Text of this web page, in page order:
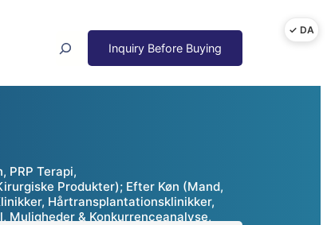
PRP Terapi,
Produkter); Efter Køn (Mand,
Hårtransplantationsklinikker,
Muligheder & Konkurrenceanalyse,